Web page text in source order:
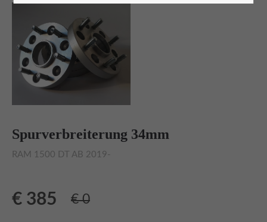
24h/ 365days
Adresse
13127 Berlin Französisch Buchholz
Spurverbreiterung 34mm
RAM 1500 DT AB 2019-
€ 385 € 0